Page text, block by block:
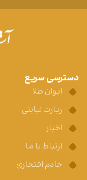
دسترسی سریع
ایوان طلا
زیارت نیابتی
اخبار
ارتباط با ما
خادم افتخاری